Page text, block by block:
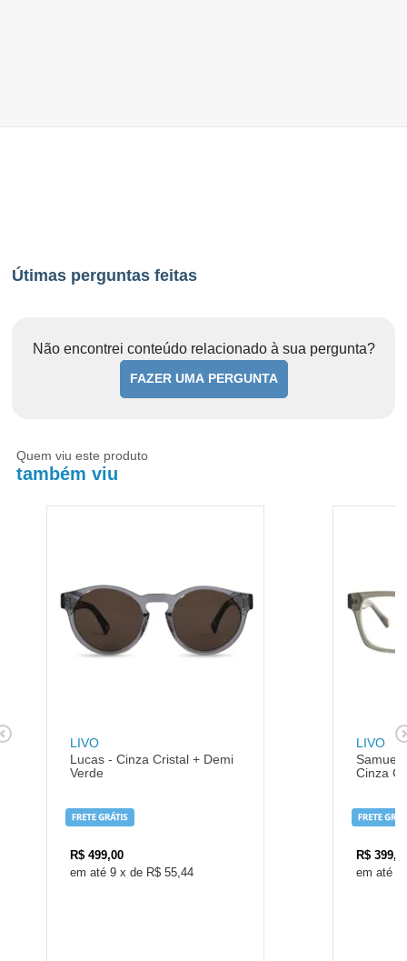
Útimas perguntas feitas
Não encontrei conteúdo relacionado à sua pergunta?
FAZER UMA PERGUNTA
Quem viu este produto
também viu
LIVO
Lucas - Cinza Cristal + Demi
Verde
R$ 499,00
9 x de R$ 55,44
LIVO
Samuel
Cinza
R$